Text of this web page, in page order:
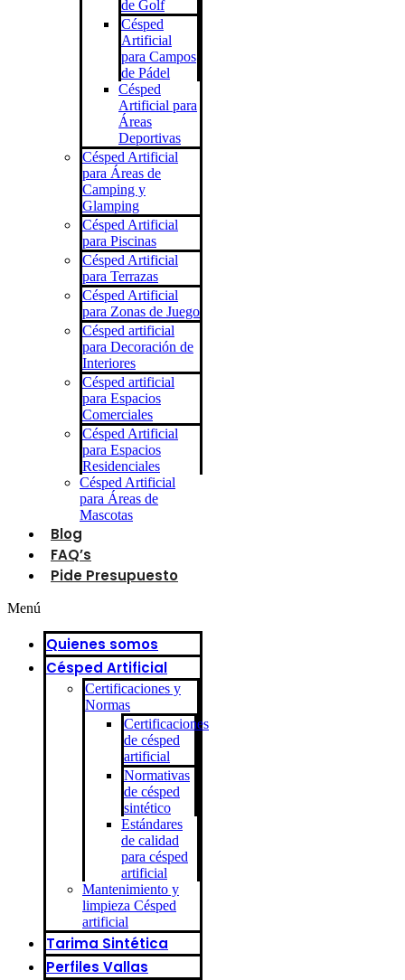
de Golf
Césped
Artificial
para Campos
de Pádel
Césped
Artificial para
Áreas
Deportivas
Césped Artificial
para Áreas de
Camping y
Glamping
Césped Artificial
para Piscinas
Césped Artificial
para Terrazas
Césped Artificial
para Zonas de Juego
Césped artificial
para Decoración de
Interiores
Césped artificial
para Espacios
Comerciales
Césped Artificial
para Espacios
Residenciales
Césped Artificial
para Áreas de
Mascotas
Blog
FAQ’s
Pide Presupuesto
Menú
Quienes somos
Césped Artificial
Certificaciones y
Normas
Certificaciones
de césped
artificial
Normativas
de césped
sintético
Estándares
de calidad
para césped
artificial
Mantenimiento y
limpieza Césped
artificial
Tarima Sintética
Perfiles Vallas